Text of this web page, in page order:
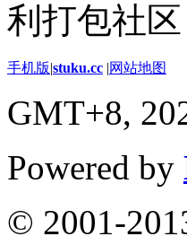
利打包社区
手机版|stuku.cc |网站地图
GMT+8,
Powered by
© 2001-